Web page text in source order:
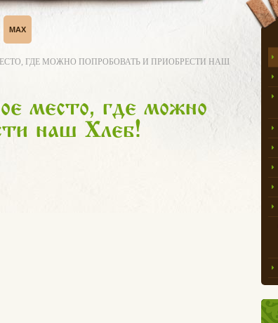
ГДЕ МОЖНО ПОПРОБОВАТЬ И ПРИОБРЕСТИ НАШ
место, где можно
наш Хлеб!